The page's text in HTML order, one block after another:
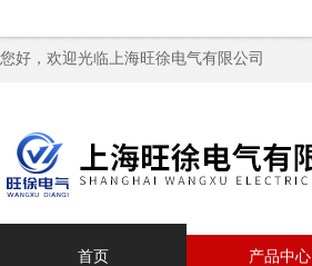
您好，欢迎光临上海旺徐电气有限公司
首页 产品中心